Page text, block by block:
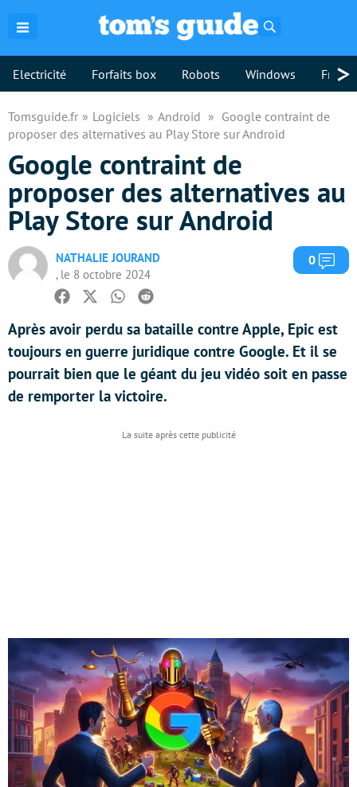
Electricité Forfaits box Robots Windows >
Tomsguide.fr Logiciels Android
Google contraint de
proposer des alternatives au Play Store sur Android
Google contraint de
proposer des alternatives au
Play Store sur Android
NATHALIE JOURAND
, le 8 octobre 2024
0
Facebook
TwitterWhatsapp
Reddit
Après avoir perdu sa bataille contre Apple, Epic est
toujours en guerre juridique contre Google. Et il se
pourrait bien que le géant du jeu vidéo soit en passe
de remporter la victoire.